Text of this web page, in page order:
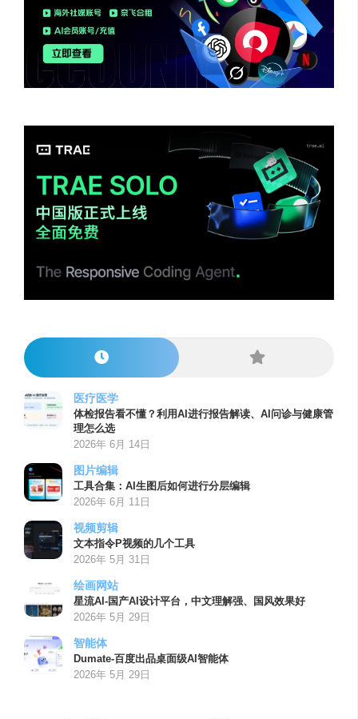
医疗医学
体检报告看不懂？利用AI进行报告解读、AI问诊与健康管
理怎么选
2026年 6月 14日
图片编辑
工具合集：AI生图后如何进行分层编辑
2026年 6月 11日
视频剪辑
文本指令P视频的几个工具
2026年 5月 31日
绘画网站
星流AI-国产AI设计平台，中文理解强、国风效果好
2026年 5月 29日
智能体
Dumate-百度出品桌面级AI智能体
2026年 5月 29日